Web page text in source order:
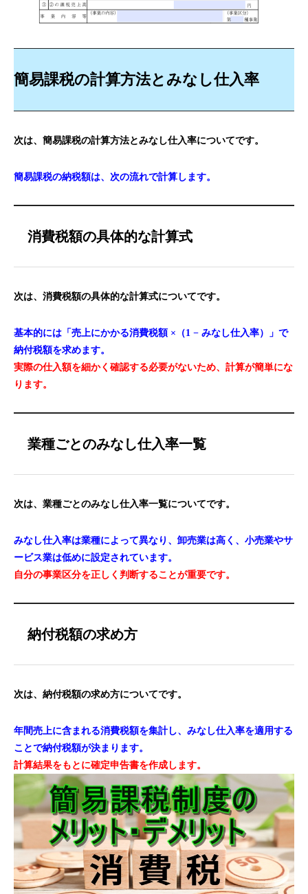
簡易課税の計算方法とみなし仕入率
次は、簡易課税の計算方法とみなし仕入率についてです。
簡易課税の納税額は、次の流れで計算します。
消費税額の具体的な計算式
次は、消費税額の具体的な計算式についてです。
基本的には「売上にかかる消費税額 ×（1 − みなし仕入率）」で
納付税額を求めます。
実際の仕入額を細かく確認する必要がないため、計算が簡単にな
ります。
業種ごとのみなし仕入率一覧
次は、業種ごとのみなし仕入率一覧についてです。
みなし仕入率は業種によって異なり、卸売業は高く、小売業やサ
ービス業は低めに設定されています。
自分の事業区分を正しく判断することが重要です。
納付税額の求め方
次は、納付税額の求め方についてです。
年間売上に含まれる消費税額を集計し、みなし仕入率を適用する
ことで納付税額が決まります。
計算結果をもとに確定申告書を作成します。